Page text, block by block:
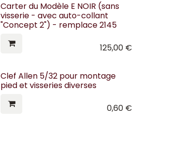
Carter du Modèle E NOIR (sans
visserie - avec auto-collant
"Concept 2") - remplace 2145
125,00€
Clef Allen 5/32 pour montage
pied et visseries diverses
0,60€